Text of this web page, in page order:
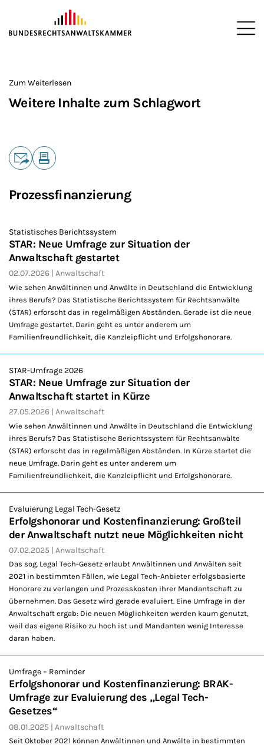
ZUM HAUPTINHALT SPRINGEN
Zum Weiterlesen
Weitere Inhalte zum Schlagwort
Teilen
Prozessfinanzierung
Statistisches Berichtssystem
STAR: Neue Umfrage zur Situation der
Anwaltschaft gestartet
02.07.2026 Anwaltschaft
Wie sehen Anwältinnen und Anwälte in Deutschland die Entwicklung
ihres Berufs? Das Statistische Berichtssystem für Rechtsanwälte
(STAR) erforscht das in regelmäßigen Abständen. Gerade ist die neue
Umfrage gestartet. Darin geht es unter anderem um
Familienfreundlichkeit, die Kanzleipflicht und Erfolgshonorare.
STAR-Umfrage 2026
STAR: Neue Umfrage zur Situation der
Anwaltschaft startet in Kürze
27.05.2026 Anwaltschaft
Wie sehen Anwältinnen und Anwälte in Deutschland die Entwicklung
ihres Berufs? Das Statistische Berichtssystem für Rechtsanwälte
(STAR) erforscht das in regelmäßigen Abständen. In Kürze startet die
neue Umfrage. Darin geht es unter anderem um
Familienfreundlichkeit, die Kanzleipflicht und Erfolgshonorare.
Evaluierung Legal Tech-Gesetz
Erfolgshonorar und Kostenfinanzierung: Großteil
der Anwaltschaft nutzt neue Möglichkeiten nicht
07.02.2025 Anwaltschaft
Das sog. Legal Tech-Gesetz erlaubt Anwältinnen und Anwälten seit
2021 in bestimmten Fällen, wie Legal Tech-Anbieter erfolgsbasierte
Honorare zu verlangen und Prozesskosten ihrer Mandantschaft zu
übernehmen. Das Gesetz wird gerade evaluiert. Eine Umfrage in der
Anwaltschaft ergab: Die neuen Möglichkeiten werden kaum genutzt,
weil das eigene Risiko zu hoch ist und Mandanten wenig Interesse
daran haben.
Umfrage – Reminder
Erfolgshonorar und Kostenfinanzierung: BRAK-
Umfrage zur Evaluierung des „Legal Tech-
Gesetzes“
08.01.2025 Anwaltschaft
Seit Oktober 2021 können Anwältinnen und Anwälte in bestimmten